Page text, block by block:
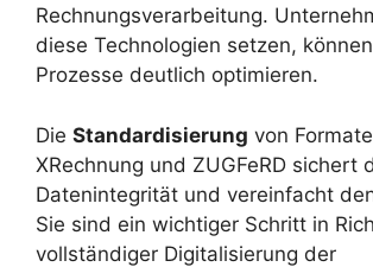
Rechnungsverarbeitung.
diese Technologien setzen,
Prozesse deutlich optimieren.
Die Standardisierung von
XRechnung und ZUGFeRD sichert
Datenintegrität und vereinfacht
Sie sind ein wichtiger Schritt in
vollständiger Digitalisierung der